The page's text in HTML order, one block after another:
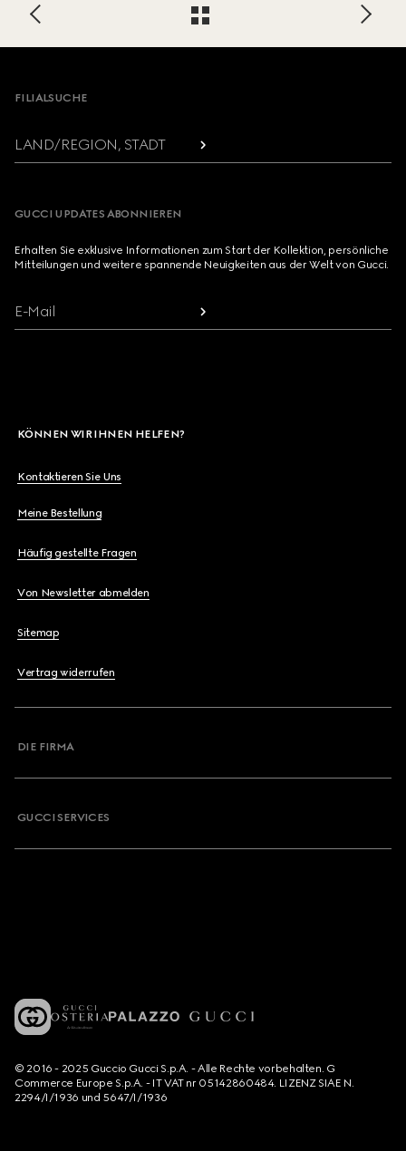
FILIALSUCHE
LAND/REGION, STADT
GUCCI UPDATES ABONNIEREN
Erhalten Sie exklusive Informationen zum Start der Kollektion, persönliche
Mitteilungen und weitere spannende Neuigkeiten aus der Welt von Gucci.
E-Mail
KÖNNEN WIR IHNEN HELFEN?
Kontaktieren Sie Uns
Meine Bestellung
Häufig gestellte Fragen
Von Newsletter abmelden
Sitemap
Vertrag widerrufen
DIE FIRMA
GUCCI SERVICES
© 2016 - 2025 Guccio Gucci S.p.A. - Alle Rechte vorbehalten. G
Commerce Europe S.p.A. - IT VAT nr 05142860484. LIZENZ SIAE N.
2294/I/1936 und 5647/I/1936